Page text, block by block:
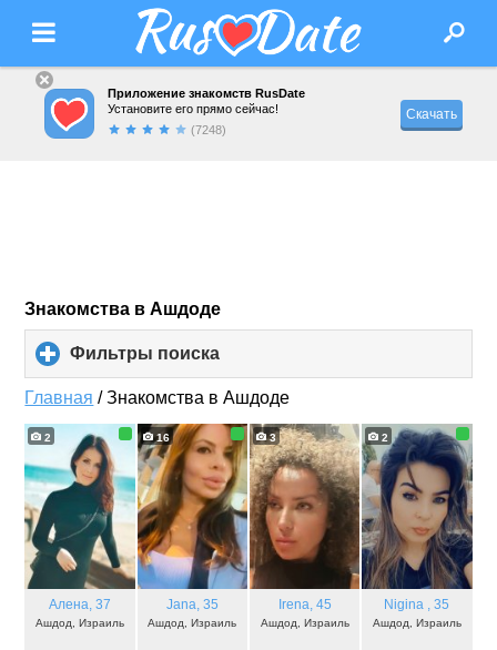
Приложение знакомств RusDate
Установите его прямо сейчас!
(7248)
Скачать
Знакомства в Ашдоде
Фильтры поиска
to
expand
contents
Главная /Знакомства в Ашдоде
2
Алена, 37
Ашдод, Израиль
16
Jana, 35
Ашдод, Израиль
3
Irena, 45
Ашдод, Израиль
2
Nigina , 35
Ашдод, Израиль